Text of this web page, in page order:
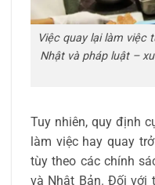
Việc quay lại làm việc
Nhật và pháp luật –
Tuy nhiên, quy định
làm việc hay quay
tùy theo các chính
và Nhật Bản. Đối với